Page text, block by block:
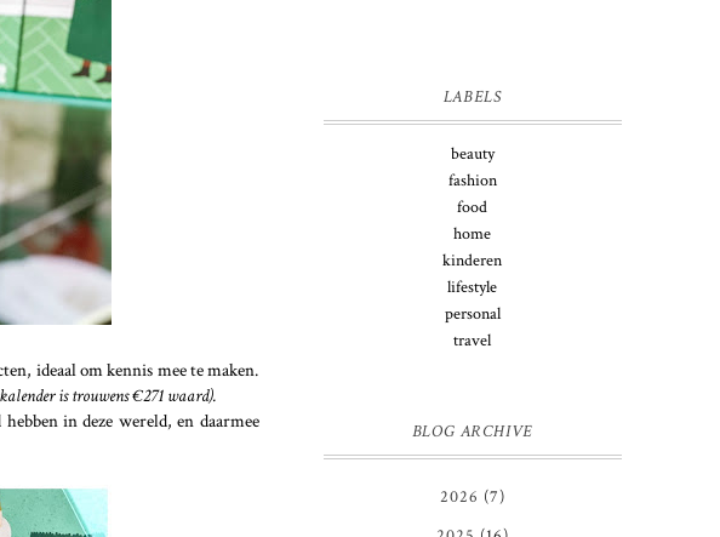
ideaal om kennis mee te maken.
is trouwens €271 waard).
in deze wereld, en daarmee
LABELS
beauty
fashion
food
home
kinderen
lifestyle
personal
travel
BLOG ARCHIVE
2026 (7)